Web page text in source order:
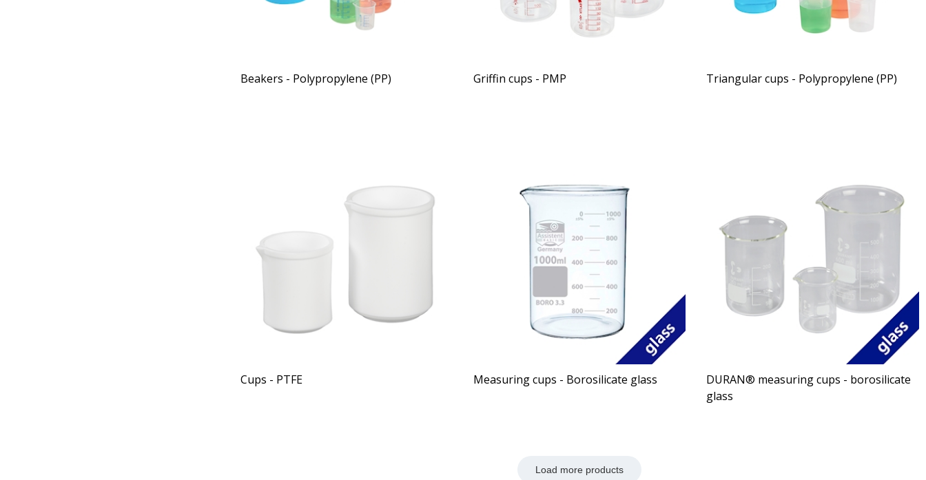
Beakers - Polypropylene (PP) Griffin cups - PMP Triangular cups - Polypropylene (PP)
Cups - PTFE Measuring cups - Borosilicate glass
DURAN® measuring cups - borosilicate
glass
Load more products